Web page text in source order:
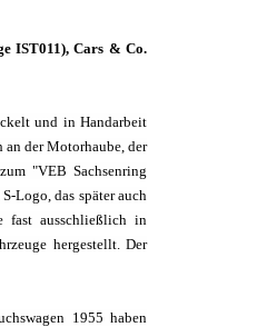
IST011), Cars & Co.
und in Handarbeit
der Motorhaube, der
"VEB Sachsenring
Logo, das später auch
fast ausschließlich in
hergestellt. Der
1955 haben